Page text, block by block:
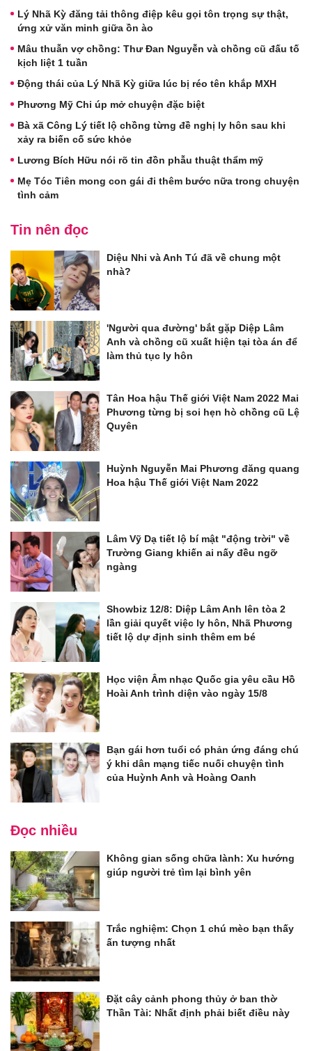
Lý Nhã Kỳ đăng tải thông điệp kêu gọi tôn trọng sự thật,
ứng xử văn minh giữa ồn ào
Mâu thuẫn vợ chồng: Thư Đan Nguyễn và chồng cũ đấu tố
kịch liệt 1 tuần
Động thái của Lý Nhã Kỳ giữa lúc bị réo tên khắp MXH
Phương Mỹ Chi úp mở chuyện đặc biệt
Bà xã Công Lý tiết lộ chồng từng đề nghị ly hôn sau khi
xảy ra biến cố sức khỏe
Lương Bích Hữu nói rõ tin đồn phẫu thuật thẩm mỹ
Mẹ Tóc Tiên mong con gái đi thêm bước nữa trong chuyện
tình cảm
Tin nên đọc
Diệu Nhi và Anh Tú đã về chung một
nhà?
'Người qua đường' bắt gặp Diệp Lâm
Anh và chồng cũ xuất hiện tại tòa án để
làm thủ tục ly hôn
Tân Hoa hậu Thế giới Việt Nam 2022 Mai
Phương từng bị soi hẹn hò chồng cũ Lệ
Quyên
Huỳnh Nguyễn Mai Phương đăng quang
Hoa hậu Thế giới Việt Nam 2022
Lâm Vỹ Dạ tiết lộ bí mật "động trời" về
Trường Giang khiến ai nấy đều ngỡ
ngàng
Showbiz 12/8: Diệp Lâm Anh lên tòa 2
lần giải quyết việc ly hôn, Nhã Phương
tiết lộ dự định sinh thêm em bé
Học viện Âm nhạc Quốc gia yêu cầu Hồ
Hoài Anh trình diện vào ngày 15/8
Bạn gái hơn tuổi có phản ứng đáng chú
ý khi dân mạng tiếc nuối chuyện tình
của Huỳnh Anh và Hoàng Oanh
Đọc nhiều
Không gian sống chữa lành: Xu hướng
giúp người trẻ tìm lại bình yên
Trắc nghiệm: Chọn 1 chú mèo bạn thấy
ấn tượng nhất
Đặt cây cảnh phong thủy ở ban thờ
Thần Tài: Nhất định phải biết điều này